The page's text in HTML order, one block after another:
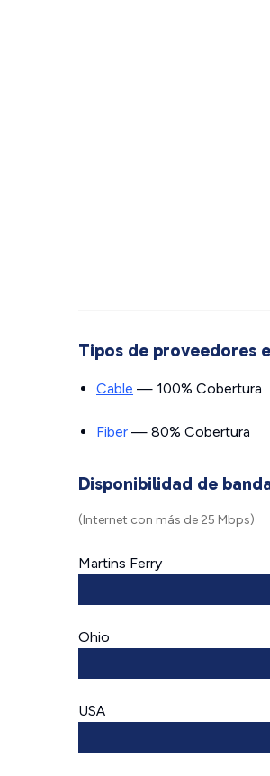
Tipos de proveedores
Cable — 100% Cobertura
Fiber — 80% Cobertura
Disponibilidad de
(Internet con más de 25 Mbps)
Martins Ferry
Ohio
USA